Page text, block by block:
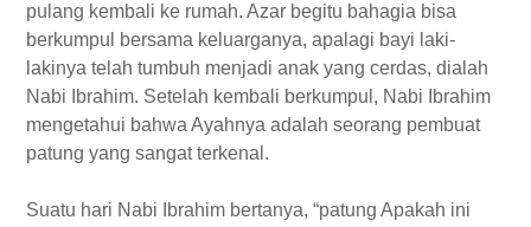
pulang kembali ke rumah. Azar begitu bahagia bisa
berkumpul bersama keluarganya, apalagi bayi laki-
lakinya telah tumbuh menjadi anak yang cerdas, dialah
Nabi Ibrahim. Setelah kembali berkumpul, Nabi Ibrahim
mengetahui bahwa Ayahnya adalah seorang pembuat
patung yang sangat terkenal.
Suatu hari Nabi Ibrahim bertanya, “patung Apakah ini